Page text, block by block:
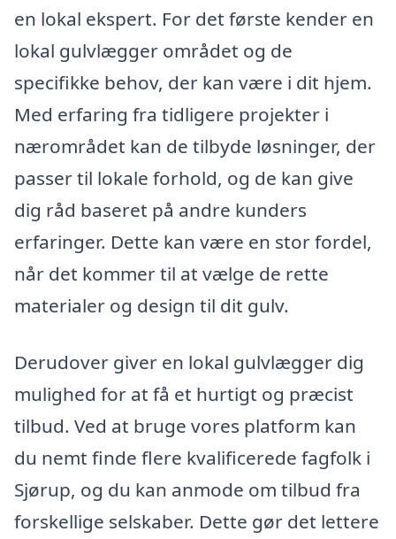
en lokal ekspert. For det første kender en
lokal gulvlægger området og de
specifikke behov, der kan være i dit hjem.
Med erfaring fra tidligere projekter i
nærområdet kan de tilbyde løsninger, der
passer til lokale forhold, og de kan give
dig råd baseret på andre kunders
erfaringer. Dette kan være en stor fordel,
når det kommer til at vælge de rette
materialer og design til dit gulv.
Derudover giver en lokal gulvlægger dig
mulighed for at få et hurtigt og præcist
tilbud. Ved at bruge vores platform kan
du nemt finde flere kvalificerede fagfolk i
Sjørup, og du kan anmode om tilbud fra
forskellige selskaber. Dette gør det lettere